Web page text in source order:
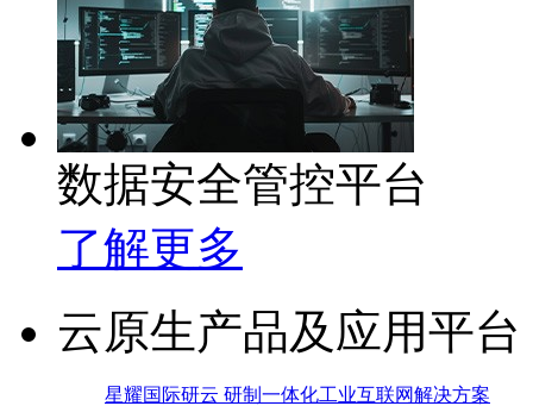
数据安全管控平台
了解更多
云原生产品及应用平台
星耀国际研云 研制一体化工业互联网解决方案